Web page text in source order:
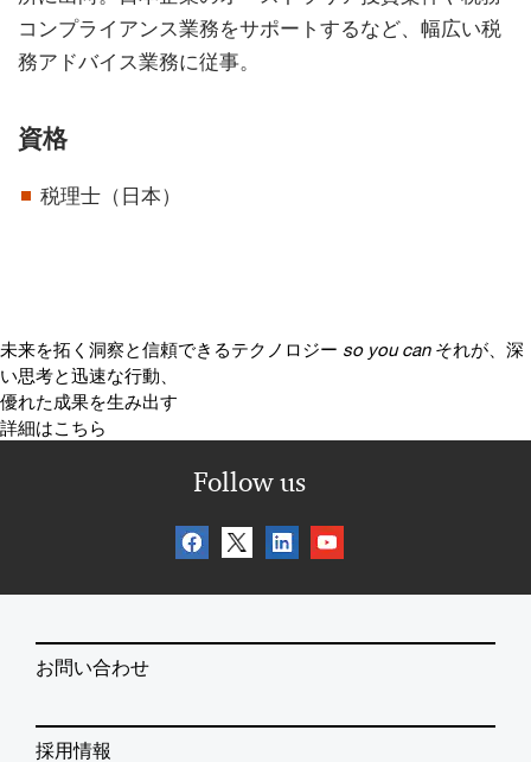
コンプライアンス業務をサポートするなど、幅広い税
務アドバイス業務に従事。
資格
税理士（日本）
未来を拓く洞察と信頼できるテクノロジー so you can それが、深
い思考と迅速な行動、
優れた成果を生み出す
詳細はこちら
Follow us
お問い合わせ
採用情報